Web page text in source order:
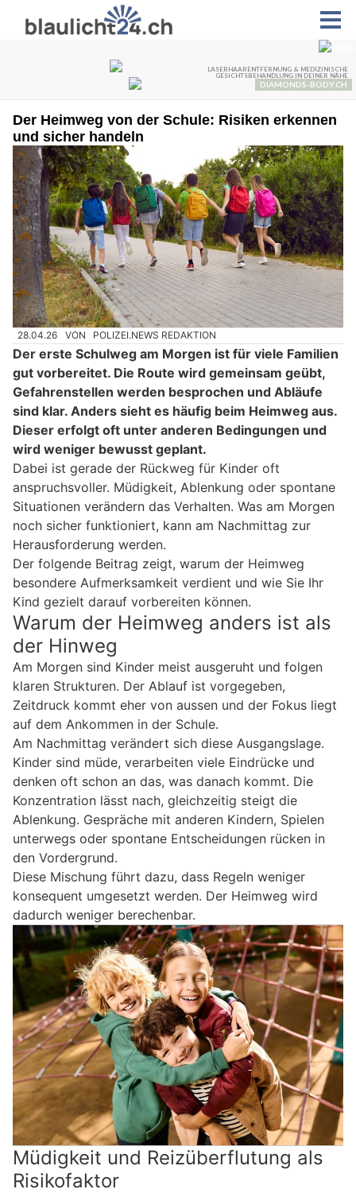
Der Heimweg von der Schule: Risiken erkennen
und sicher handeln
28.04.26 VON POLIZEI.NEWS REDAKTION
Der erste Schulweg am Morgen ist für viele Familien
gut vorbereitet. Die Route wird gemeinsam geübt,
Gefahrenstellen werden besprochen und Abläufe
sind klar. Anders sieht es häufig beim Heimweg aus.
Dieser erfolgt oft unter anderen Bedingungen und
wird weniger bewusst geplant.
Dabei ist gerade der Rückweg für Kinder oft
anspruchsvoller. Müdigkeit, Ablenkung oder spontane
Situationen verändern das Verhalten. Was am Morgen
noch sicher funktioniert, kann am Nachmittag zur
Herausforderung werden.
Der folgende Beitrag zeigt, warum der Heimweg
besondere Aufmerksamkeit verdient und wie Sie Ihr
Kind gezielt darauf vorbereiten können.
Warum der Heimweg anders ist als
der Hinweg
Am Morgen sind Kinder meist ausgeruht und folgen
klaren Strukturen. Der Ablauf ist vorgegeben,
Zeitdruck kommt eher von aussen und der Fokus liegt
auf dem Ankommen in der Schule.
Am Nachmittag verändert sich diese Ausgangslage.
Kinder sind müde, verarbeiten viele Eindrücke und
denken oft schon an das, was danach kommt. Die
Konzentration lässt nach, gleichzeitig steigt die
Ablenkung. Gespräche mit anderen Kindern, Spielen
unterwegs oder spontane Entscheidungen rücken in
den Vordergrund.
Diese Mischung führt dazu, dass Regeln weniger
konsequent umgesetzt werden. Der Heimweg wird
dadurch weniger berechenbar.
Müdigkeit und Reizüberflutung als
Risikofaktor